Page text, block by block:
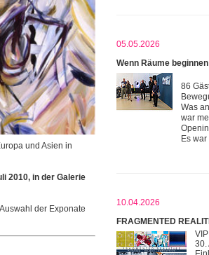
und Asien in
2010, in der Galerie
der Exponate
05.05.2026
Wenn Räume
86
Was
war
Es
10.04.2026
FRAGMENTED
30.